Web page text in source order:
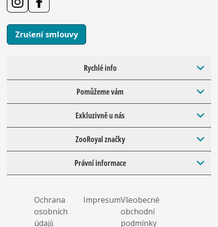
Zrušení smlouvy
Rychlé info
Pomůžeme vám
Exkluzivně u nás
ZooRoyal značky
Právní informace
Ochrana
osobních
údajů
ImpresumVšeobecné
obchodní
podmínky